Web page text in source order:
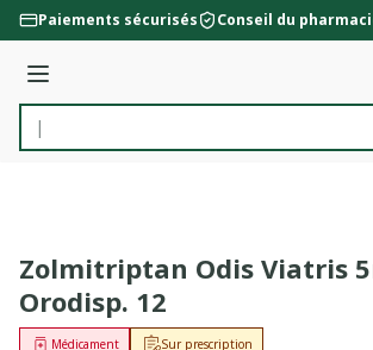
Aller au contenu
Paiements sécurisés Conseil du
Menu
Rechercher
Zolmitriptan Odis Viatris
Orodisp. 12
Sur prescription
Médicament